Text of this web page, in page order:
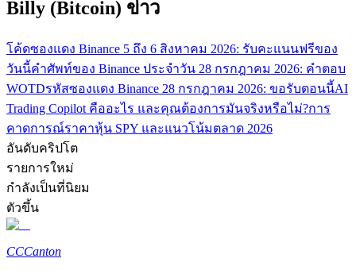
การปักหลัก
ผลตอบแทนสูงและเข้าถึงได้ทันที
Billy (Bitcoin) ข่าว
โค้ดซองแดง Binance 5 ถึง 6 สิงหาคม 2026: รับคะแนนฟรีของ
วันนี้คำศัพท์ของ Binance ประจำวัน 28 กรกฎาคม 2026: คำตอบ
WOTDรหัสซองแดง Binance 28 กรกฎาคม 2026: ขอรับตอนนี้AI
Trading Copilot คืออะไร และคุณต้องการมันจริงหรือไม่?การ
คาดการณ์ราคาหุ้น SPY และแนวโน้มตลาด 2026
อันดับคริปโต
รายการใหม่
กำลังเป็นที่นิยม
ตัวขึ้น
CCCanton